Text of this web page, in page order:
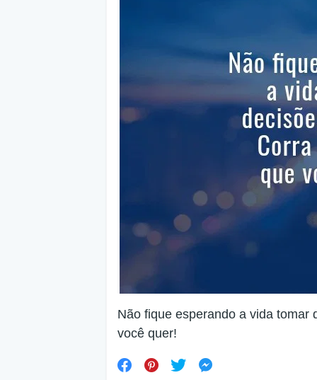
Não fique esperando a vida tomar
você quer!